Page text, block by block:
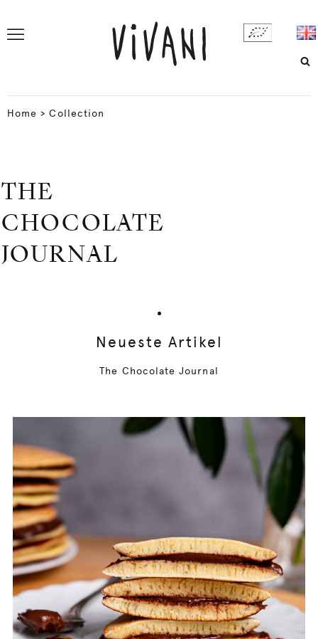
Home >Collection
THE
CHOCOLATE
JOURNAL
Neueste Artikel
The Chocolate Journal